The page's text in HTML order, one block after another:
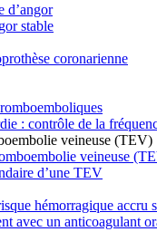
d’angor
stable
coronarienne
: contrôle de la
veineuse (TEV)
veineuse
d’une TEV
hémorragique accru
avec un anticoagulant